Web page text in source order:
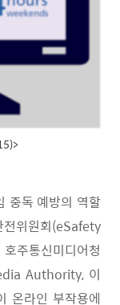
중독 예방의 역할
위원회(eSafety
주통신미디어청
Authority, 이
온라인 부작용에